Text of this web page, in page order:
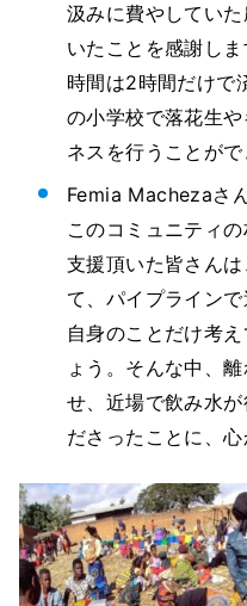
汲みに費やしてい
いたことを感謝し
時間は2時間だけで
の小学校で落花生
ネスを行うことがで
Femia Machezaさ
このコミュニティ
支援頂いた皆さん
て、パイプライン
自身のことだけ考
ょう。そんな中、
せ、近場で飲み水
ださったことに、心